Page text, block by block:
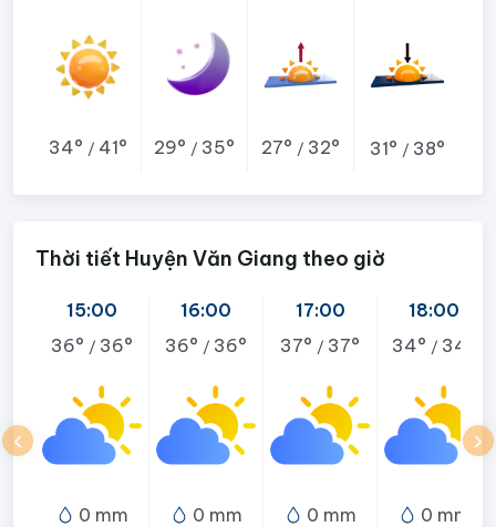
34° / 41° 29° / 35° 27° / 32° 31° / 38°
Thời tiết Huyện Văn Giang theo giờ
15:00
36° / 36°
0 mm
16:00
36° / 36°
0 mm
17:00
37° / 37°
0 mm
18:00
34° / 34°
0 mm